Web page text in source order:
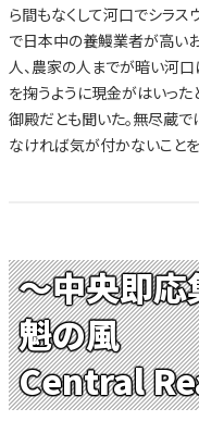
ら間もなくして河口でシラ
で日本中の養鰻業者が高い
人、農家の人までが暗い河口
を掬うように現金がはいっ
御殿だとも聞いた。無尽蔵
なければ気が付かないこと
～中央即応
魁の風
Central